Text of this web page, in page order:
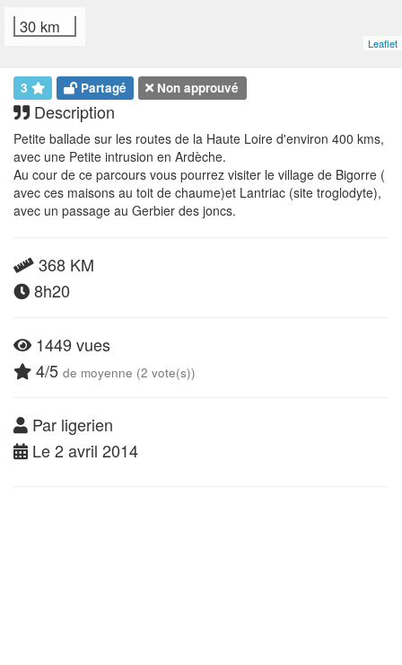
30 km
Leaflet
3 Partagé Non approuvé
Description
Petite ballade sur les routes de la Haute Loire d'environ 400 kms,
avec une Petite intrusion en Ardèche.
Au cour de ce parcours vous pourrez visiter le village de Bigorre (
avec ces maisons au toit de chaume)et Lantriac (site troglodyte),
avec un passage au Gerbier des joncs.
368 KM
8h20
1449 vues
4/5 de moyenne (2 vote(s))
Par ligerien
Le 2 avril 2014